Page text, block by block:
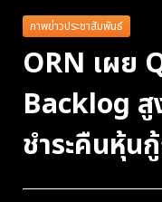
ภาพข่าวประชาสัมพันธ์
ORN เผย
Backlog สู
ชำระคืนหุ้น